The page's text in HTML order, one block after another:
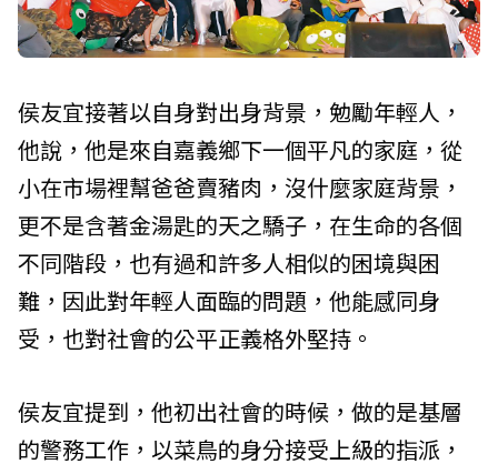
侯友宜接著以自身對出身背景，勉勵年輕人，
他說，他是來自嘉義鄉下一個平凡的家庭，從
小在市場裡幫爸爸賣豬肉，沒什麼家庭背景，
更不是含著金湯匙的天之驕子，在生命的各個
不同階段，也有過和許多人相似的困境與困
難，因此對年輕人面臨的問題，他能感同身
受，也對社會的公平正義格外堅持。
侯友宜提到，他初出社會的時候，做的是基層
的警務工作，以菜鳥的身分接受上級的指派，